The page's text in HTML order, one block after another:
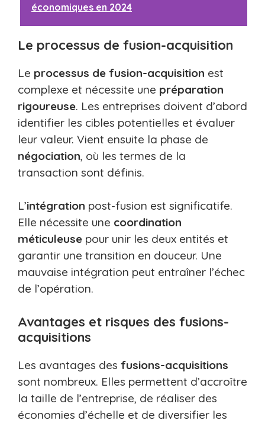
économiques en 2024
Le processus de fusion-acquisition
Le processus de fusion-acquisition est
complexe et nécessite une préparation
rigoureuse. Les entreprises doivent d’abord
identifier les cibles potentielles et évaluer
leur valeur. Vient ensuite la phase de
négociation, où les termes de la
transaction sont définis.
L’intégration post-fusion est significatife.
Elle nécessite une coordination
méticuleuse pour unir les deux entités et
garantir une transition en douceur. Une
mauvaise intégration peut entraîner l’échec
de l’opération.
Avantages et risques des fusions-
acquisitions
Les avantages des fusions-acquisitions
sont nombreux. Elles permettent d’accroître
la taille de l’entreprise, de réaliser des
économies d’échelle et de diversifier les